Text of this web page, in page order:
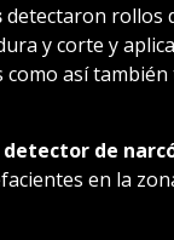
detectaron rollos
y corte y
así
detector de
en la